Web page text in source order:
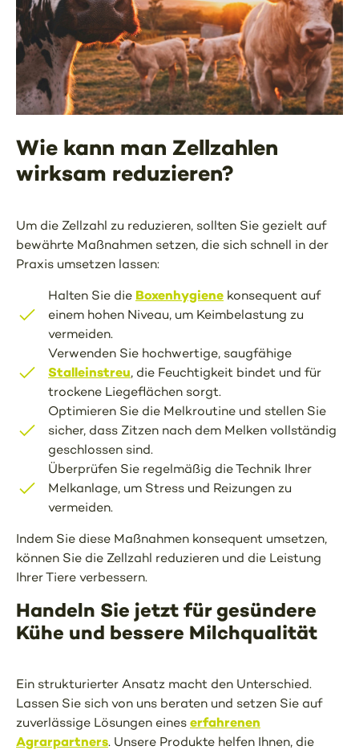
Wie kann man Zellzahlen
wirksam reduzieren?
Um die Zellzahl zu reduzieren, sollten Sie gezielt auf
bewährte Maßnahmen setzen, die sich schnell in der
Praxis umsetzen lassen:
Halten Sie die Boxenhygiene konsequent auf
einem hohen Niveau, um Keimbelastung zu
vermeiden.
Verwenden Sie hochwertige, saugfähige
Stalleinstreu, die Feuchtigkeit bindet und für
trockene Liegeflächen sorgt.
Optimieren Sie die Melkroutine und stellen Sie
sicher, dass Zitzen nach dem Melken vollständig
geschlossen sind.
Überprüfen Sie regelmäßig die Technik Ihrer
Melkanlage, um Stress und Reizungen zu
vermeiden.
Indem Sie diese Maßnahmen konsequent umsetzen,
können Sie die Zellzahl reduzieren und die Leistung
Ihrer Tiere verbessern.
Handeln Sie jetzt für gesündere
Kühe und bessere Milchqualität
Ein strukturierter Ansatz macht den Unterschied.
Lassen Sie sich von uns beraten und setzen Sie auf
zuverlässige Lösungen eines erfahrenen
Agrarpartners. Unsere Produkte helfen Ihnen, die